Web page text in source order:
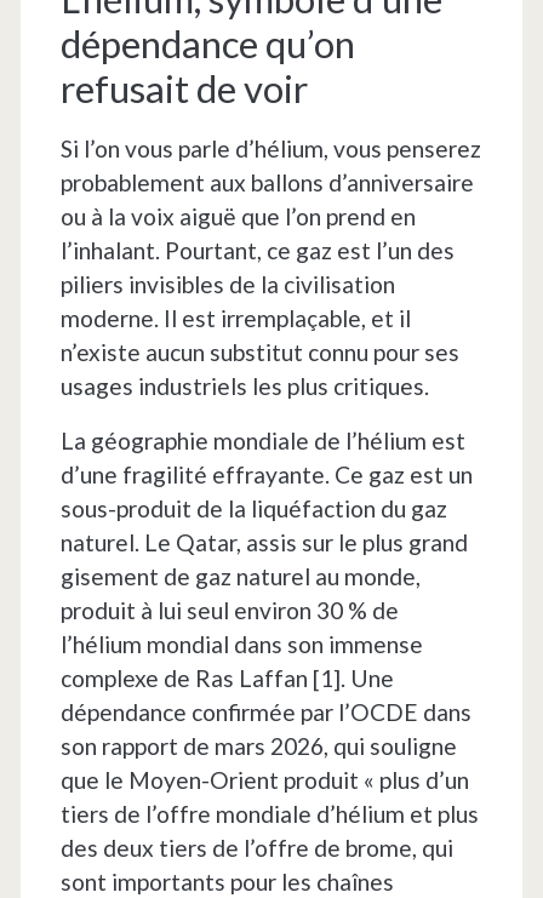
dépendance qu’on
refusait de voir
Si l’on vous parle d’hélium, vous penserez
probablement aux ballons d’anniversaire
ou à la voix aiguë que l’on prend en
l’inhalant. Pourtant, ce gaz est l’un des
piliers invisibles de la civilisation
moderne. Il est irremplaçable, et il
n’existe aucun substitut connu pour ses
usages industriels les plus critiques.
La géographie mondiale de l’hélium est
d’une fragilité effrayante. Ce gaz est un
sous-produit de la liquéfaction du gaz
naturel. Le Qatar, assis sur le plus grand
gisement de gaz naturel au monde,
produit à lui seul environ 30 % de
l’hélium mondial dans son immense
complexe de Ras Laffan [1]. Une
dépendance confirmée par l’OCDE dans
son rapport de mars 2026, qui souligne
que le Moyen-Orient produit « plus d’un
tiers de l’offre mondiale d’hélium et plus
des deux tiers de l’offre de brome, qui
sont importants pour les chaînes